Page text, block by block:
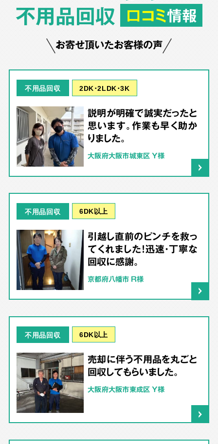
不用品回収 口コミ情報
お寄せ頂いたお客様の声
不用品回収 2DK･2LDK･3K
説明が明確で誠実だったと
思います。作業も早く助か
りました。
大阪府大阪市城東区 Y様
不用品回収 6DK以上
引越し直前のピンチを救っ
てくれました！迅速・丁寧な
回収に感謝。
京都府八幡市 R様
不用品回収 6DK以上
売却に伴う不用品を丸ごと
回収してもらいました。
大阪府大阪市東成区 Y様